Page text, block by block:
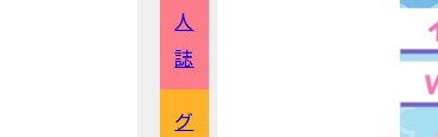
人
誌
グ